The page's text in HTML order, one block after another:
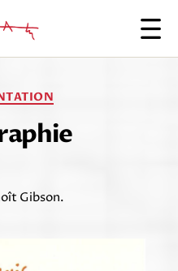
Gibson.